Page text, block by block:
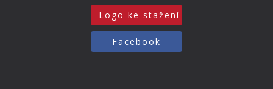
Logo ke stažení
Facebook